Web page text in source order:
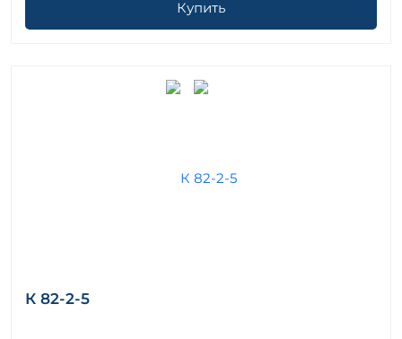
Купить
К 82-2-5